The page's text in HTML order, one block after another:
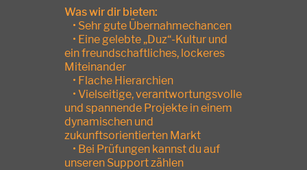
Was wir dir bieten:
• Sehr gute Übernahmechancen
• Eine gelebte „Duz“-Kultur und
ein freundschaftliches, lockeres
Miteinander
• Flache Hierarchien
• Vielseitige, verantwortungsvolle
und spannende Projekte in einem
dynamischen und
zukunftsorientierten Markt
• Bei Prüfungen kannst du auf
unseren Support zählen